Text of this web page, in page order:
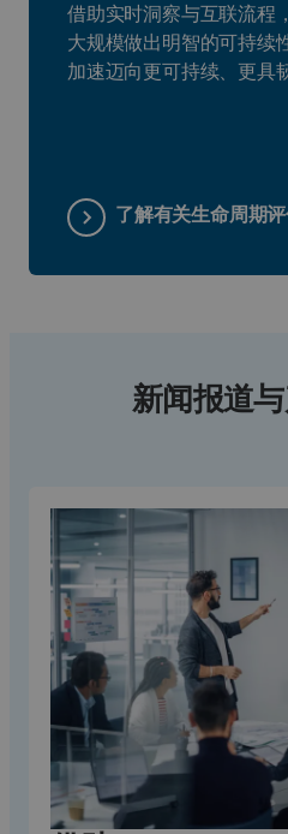
借助实时洞察与互联流程
大规模做出明智的可持续
加速迈向更可持续、更具
了解有关生命周期
新闻报道